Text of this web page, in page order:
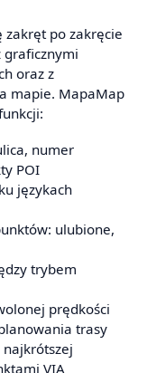
zakręt po zakręcie
graficznymi
oraz z
mapie. MapaMap
numer
POI
językach
ulubione,
trybem
prędkości
trasy
VIA